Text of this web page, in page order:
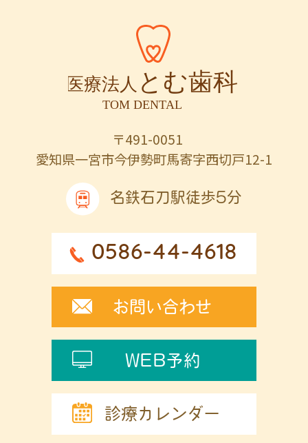
〒491-0051
愛知県一宮市今伊勢町馬寄字西切戸12-1
名鉄石刀駅徒歩5分
0586-44-4618
お問い合わせ
WEB予約
診療カレンダー